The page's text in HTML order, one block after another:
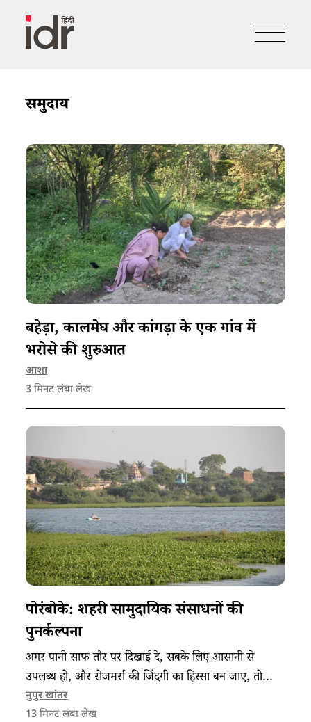
समुदाय
बहेड़ा, कालमेघ और कांगड़ा के एक गांव में
भरोसे की शुरुआत
आशा
3 मिनट लंबा लेख
पोरंबोके: शहरी सामुदायिक संसाधनों की
पुनर्कल्पना
अगर पानी साफ तौर पर दिखाई दे, सबके लिए आसानी से
उपलब्ध हो, और रोजमर्रा की जिंदगी का हिस्सा बन जाए, तो
हमारे शहर कैसे दिखेंगे?
नुपुर खांतर
13 मिनट लंबा लेख